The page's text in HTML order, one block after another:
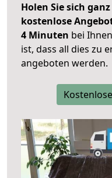
Holen Sie sich
kostenlose
4 Minuten bei
ist, dass all dies zu
angeboten werden.